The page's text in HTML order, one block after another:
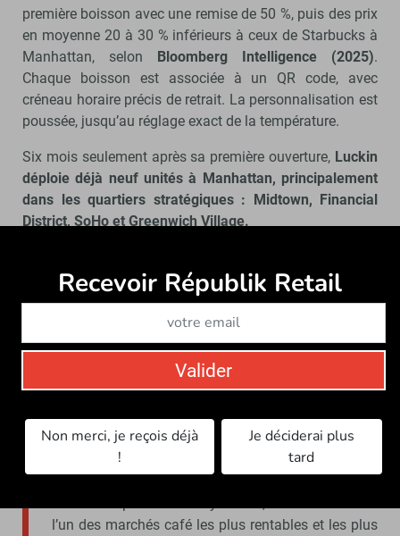
première boisson avec une remise de 50 %, puis des prix
en moyenne 20 à 30 % inférieurs à ceux de Starbucks à
Manhattan, selon Bloomberg Intelligence (2025).
Chaque boisson est associée à un QR code, avec
créneau horaire précis de retrait. La personnalisation est
poussée, jusqu’au réglage exact de la température.
Six mois seulement après sa première ouverture, Luckin
déploie déjà neuf unités à Manhattan, principalement
dans les quartiers stratégiques : Midtown, Financial
District, SoHo et Greenwich Village.
réponses de Starbucks
La bataille des coffee shops se joue désormais sur tous
les terrains : emplacements, expérience client, design,
fluidité, technologie, prix et performance opérationnelle.
Elle oppose les deux géants américains historiques, le
Selon Euromonitor International, le marché
américain du coffee shop a dépassé 58 milliards de
l’un des marchés café les plus rentables et les plus
Recevoir Républik Retail
Valider
Non merci, je reçois déjà
!
Je déciderai plus
tard